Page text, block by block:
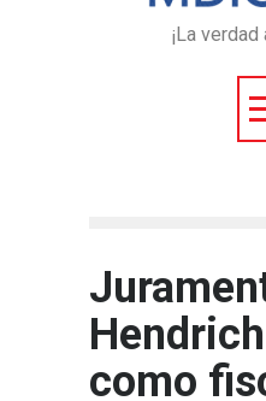
¡La
como